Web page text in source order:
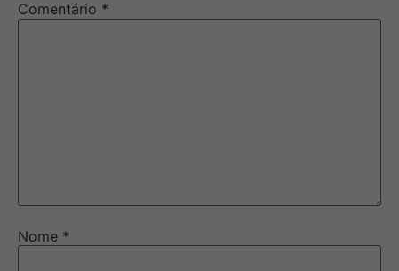
Comentário *
Nome *